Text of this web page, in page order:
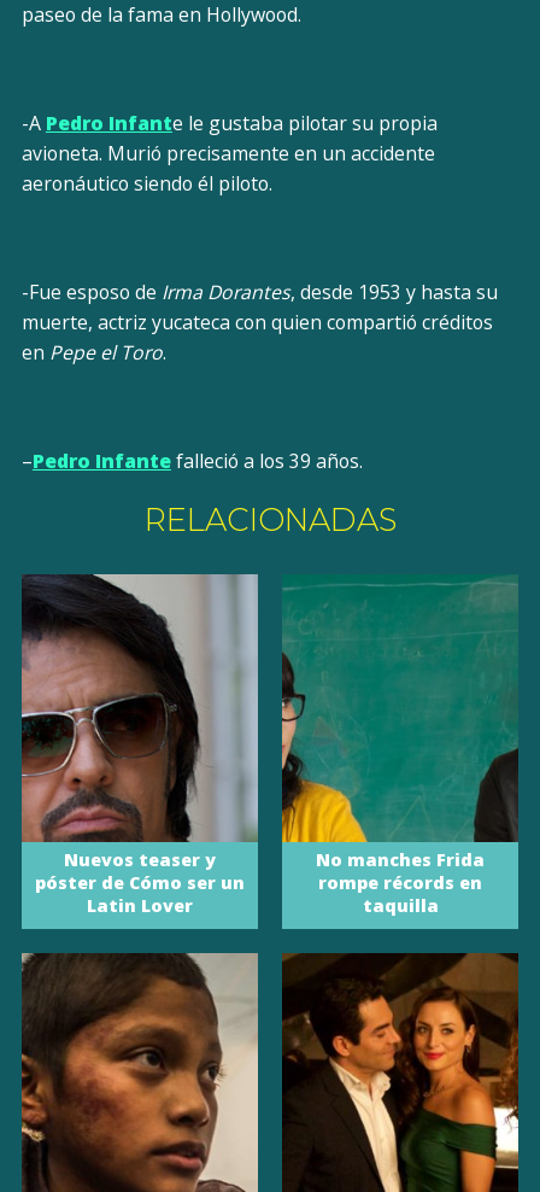
paseo de la fama en Hollywood.
-A Pedro Infante le gustaba pilotar su propia
avioneta. Murió precisamente en un accidente
aeronáutico siendo él piloto.
-Fue esposo de Irma Dorantes, desde 1953 y hasta su
muerte, actriz yucateca con quien compartió créditos
en Pepe el Toro.
–Pedro Infantefalleció a los 39 años.
RELACIONADAS
Nuevos teaser y
póster de Cómo ser un
Latin Lover
No manches Frida
rompe récords en
taquilla